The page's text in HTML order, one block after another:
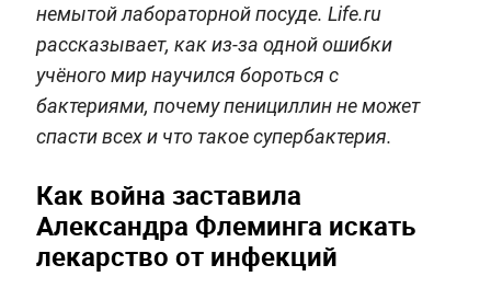
немытой лабораторной посуде. Life.ru
рассказывает, как из-за одной ошибки
учёного мир научился бороться с
бактериями, почему пенициллин не может
спасти всех и что такое супербактерия.
Как война заставила
Александра Флеминга искать
лекарство от инфекций